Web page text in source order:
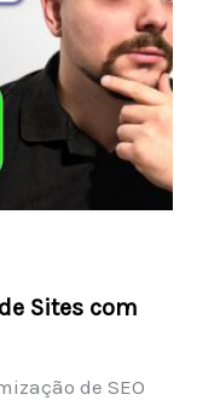
Sites com
de SEO